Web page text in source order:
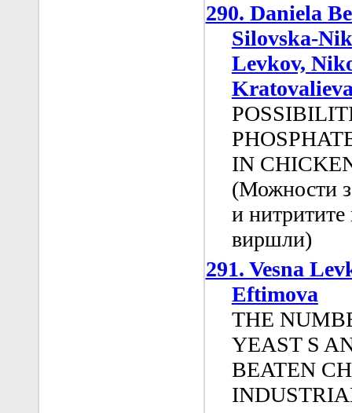
290. Daniela
Silovska-
Levkov,
IN
(Можности
и
виршли)
291. Vesna
Eftimova
THE
YEAST S
BEATEN